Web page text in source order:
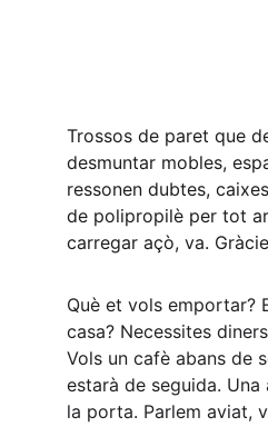
Trossos de paret que
desmuntar mobles,
ressonen dubtes,
de polipropilè per tot
carregar açò, va.
Què et vols emportar?
casa? Necessites
Vols un cafè abans de
estarà de seguida.
la porta. Parlem aviat,